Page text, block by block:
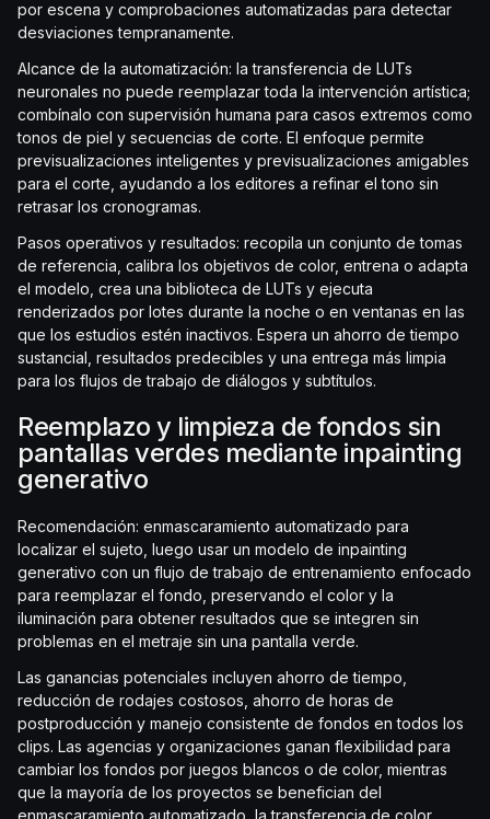
por escena y comprobaciones automatizadas para detectar
desviaciones tempranamente.
Alcance de la automatización: la transferencia de LUTs
neuronales no puede reemplazar toda la intervención artística;
combínalo con supervisión humana para casos extremos como
tonos de piel y secuencias de corte. El enfoque permite
previsualizaciones inteligentes y previsualizaciones amigables
para el corte, ayudando a los editores a refinar el tono sin
retrasar los cronogramas.
Pasos operativos y resultados: recopila un conjunto de tomas
de referencia, calibra los objetivos de color, entrena o adapta
el modelo, crea una biblioteca de LUTs y ejecuta
renderizados por lotes durante la noche o en ventanas en las
que los estudios estén inactivos. Espera un ahorro de tiempo
sustancial, resultados predecibles y una entrega más limpia
para los flujos de trabajo de diálogos y subtítulos.
Reemplazo y limpieza de fondos sin
pantallas verdes mediante inpainting
generativo
Recomendación: enmascaramiento automatizado para
localizar el sujeto, luego usar un modelo de inpainting
generativo con un flujo de trabajo de entrenamiento enfocado
para reemplazar el fondo, preservando el color y la
iluminación para obtener resultados que se integren sin
problemas en el metraje sin una pantalla verde.
Las ganancias potenciales incluyen ahorro de tiempo,
reducción de rodajes costosos, ahorro de horas de
postproducción y manejo consistente de fondos en todos los
clips. Las agencias y organizaciones ganan flexibilidad para
cambiar los fondos por juegos blancos o de color, mientras
que la mayoría de los proyectos se benefician del